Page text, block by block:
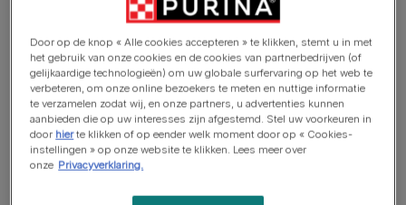
Door op de knop « Alle cookies accepteren » te klikken, stemt u in met
het gebruik van onze cookies en de cookies van partnerbedrijven (of
gelijkaardige technologieën) om uw globale surfervaring op het web te
verbeteren, om onze online bezoekers te meten en nuttige informatie
te verzamelen zodat wij, en onze partners, u advertenties kunnen
aanbieden die op uw interesses zijn afgestemd. Stel uw voorkeuren in
door hierte klikken of op eender welk moment door op « Cookies-
instellingen » op onze website te klikken. Lees meer over
onze Privacyverklaring.